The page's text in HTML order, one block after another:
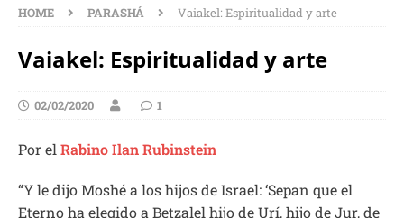
HOME PARASHÁ Vaiakel: Espiritualidad y arte
Vaiakel: Espiritualidad y arte
02/02/2020 1
Por el Rabino Ilan Rubinstein
“Y le dijo Moshé a los hijos de Israel: ‘Sepan que el
Eterno ha elegido a Betzalel hijo de Urí, hijo de Jur, de